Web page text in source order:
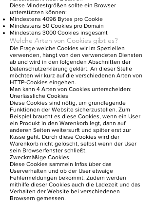
Diese Mindestgrößen sollte ein Browser
unterstützen können:
Mindestens 4096 Bytes pro Cookie
Mindestens 50 Cookies pro Domain
Mindestens 3000 Cookies insgesamt
Welche Arten von Cookies gibt es?
Die Frage welche Cookies wir im Speziellen
verwenden, hängt von den verwendeten Diensten
ab und wird in den folgenden Abschnitten der
Datenschutzerklärung geklärt. An dieser Stelle
möchten wir kurz auf die verschiedenen Arten von
HTTP-Cookies eingehen.
Man kann 4 Arten von Cookies unterscheiden:
Unerlässliche Cookies
Diese Cookies sind nötig, um grundlegende
Funktionen der Website sicherzustellen. Zum
Beispiel braucht es diese Cookies, wenn ein User
ein Produkt in den Warenkorb legt, dann auf
anderen Seiten weitersurft und später erst zur
Kasse geht. Durch diese Cookies wird der
Warenkorb nicht gelöscht, selbst wenn der User
sein Browserfenster schließt.
Zweckmäßige Cookies
Diese Cookies sammeln Infos über das
Userverhalten und ob der User etwaige
Fehlermeldungen bekommt. Zudem werden
mithilfe dieser Cookies auch die Ladezeit und das
Verhalten der Website bei verschiedenen
Browsern gemessen.